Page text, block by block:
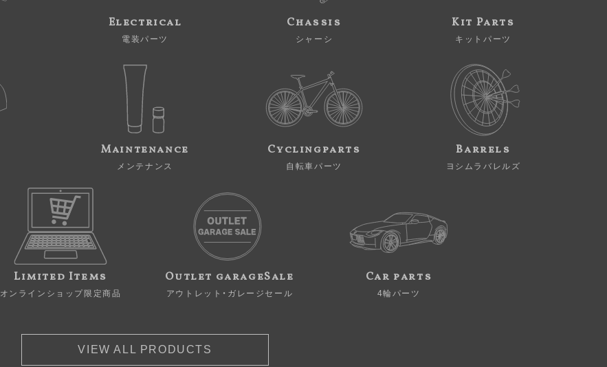
Electrical
電装パーツ
Chassis
シャーシ
Kit Parts
キットパーツ
Maintenance
メンテナンス
Cyclingparts
自転車パーツ
Barrels
ヨシムラバレルズ
Limited Items
オンラインショップ限定商品
Outlet garageSale
アウトレット・ガレージセール
Car parts
4輪パーツ
VIEW ALL PRODUCTS